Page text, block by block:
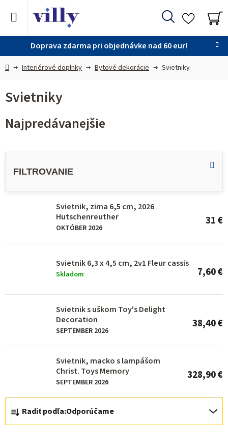
Doprava zdarma pri objednávke nad 60 eur!
Hľadať
DomovInteriérové doplnky Bytové dekorácie Svietniky
Svietniky
Najpredávanejšie
Svietnik, zima 6,5 cm, 2026
Hutschenreuther
OKTÓBER 2026
31 €
Svietnik 6,3 x 4,5 cm, 2v1 Fleur cassis
Skladom 7,60 €
Svietnik s uškom Toy's Delight
Decoration
SEPTEMBER 2026
38,40 €
Svietnik, macko s lampášom
Christ. Toys Memory
SEPTEMBER 2026
328,90 €
R
a
Radiť podľa:Odporúčame
V
r
u
o